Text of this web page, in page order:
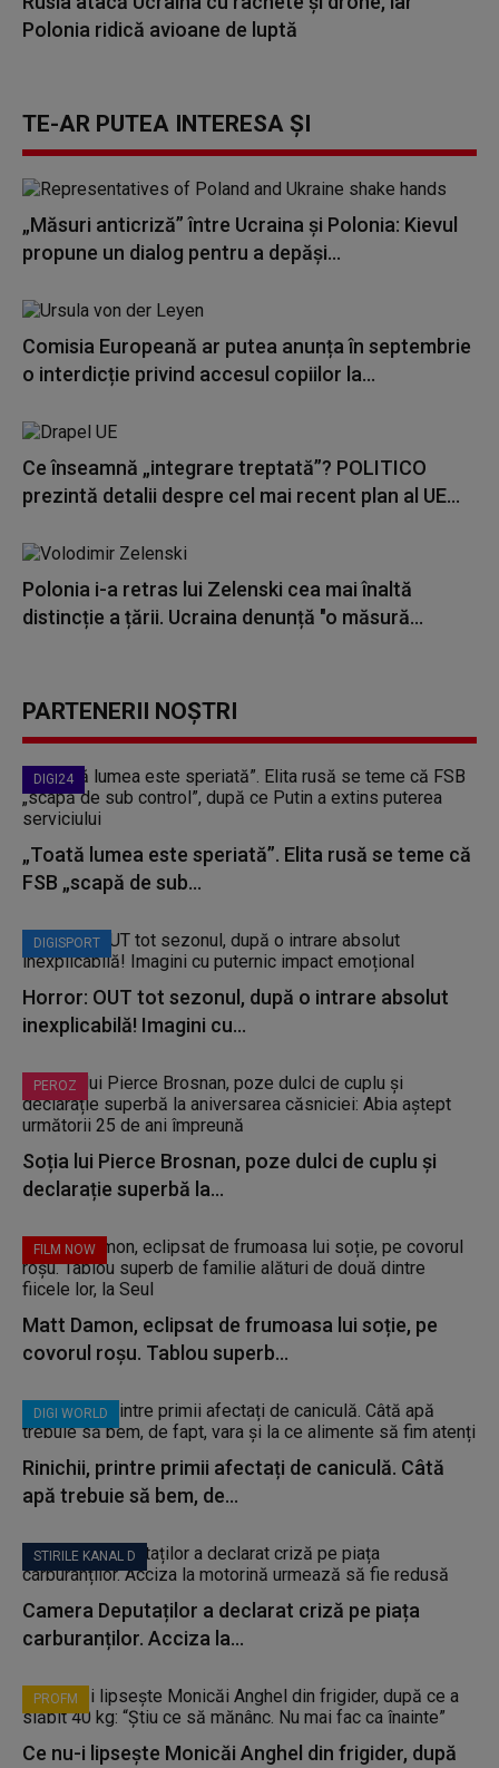
Polonia ridică avioane de luptă
TE-AR PUTEA INTERESA ȘI
„Măsuri anticriză” între Ucraina și Polonia: Kievul
propune un dialog pentru a depăși...
Comisia Europeană ar putea anunța în septembrie
o interdicție privind accesul copiilor la...
Ce înseamnă „integrare treptată”? POLITICO
prezintă detalii despre cel mai recent plan al UE...
Polonia i-a retras lui Zelenski cea mai înaltă
distincție a țării. Ucraina denunță "o măsură...
PARTENERII NOȘTRI
DIGI24
„Toată lumea este speriată”. Elita rusă se teme că
FSB „scapă de sub...
DIGISPORT
Horror: OUT tot sezonul, după o intrare absolut
inexplicabilă! Imagini cu...
PEROZ
Soția lui Pierce Brosnan, poze dulci de cuplu și
declarație superbă la...
FILM NOW
Matt Damon, eclipsat de frumoasa lui soție, pe
covorul roșu. Tablou superb...
DIGI WORLD
Rinichii, printre primii afectați de caniculă. Câtă
apă trebuie să bem, de...
STIRILE KANAL D
Camera Deputaților a declarat criză pe piața
carburanților. Acciza la...
PROFM
Ce nu-i lipsește Monicăi Anghel din frigider, după